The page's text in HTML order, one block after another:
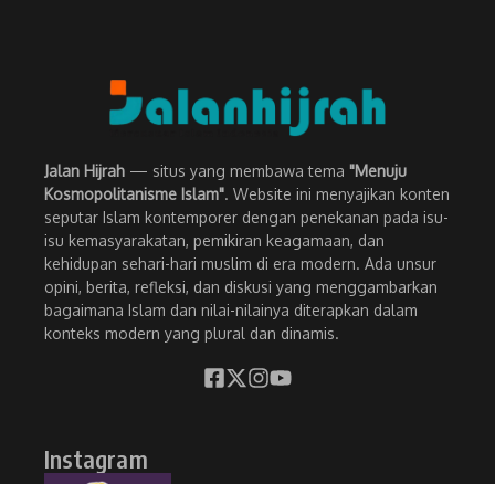
Jalan Hijrah — situs yang membawa tema "Menuju
Kosmopolitanisme Islam". Website ini menyajikan konten
seputar Islam kontemporer dengan penekanan pada isu-
isu kemasyarakatan, pemikiran keagamaan, dan
kehidupan sehari-hari muslim di era modern. Ada unsur
opini, berita, refleksi, dan diskusi yang menggambarkan
bagaimana Islam dan nilai-nilainya diterapkan dalam
konteks modern yang plural dan dinamis.
Instagram